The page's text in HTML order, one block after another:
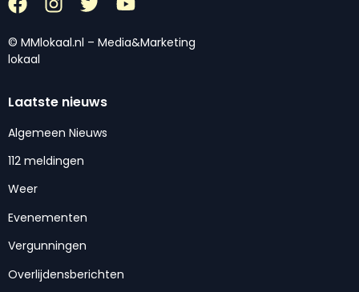
© MMlokaal.nl – Media&Marketing
lokaal
Laatste nieuws
Algemeen Nieuws
112 meldingen
Weer
Evenementen
Vergunningen
Overlijdensberichten